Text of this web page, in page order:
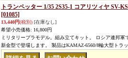
トランペッター 1/35 2S35-1 コアリツィヤ SV-
[01085]
13,440円(税別) [在庫なし]
希望小売価格: 16,800円
ミリタリープラモデル。組み立てキット。 ロシア連邦
新金型で登場します。 製品はKAMAZ-6560/8輪大型トラ